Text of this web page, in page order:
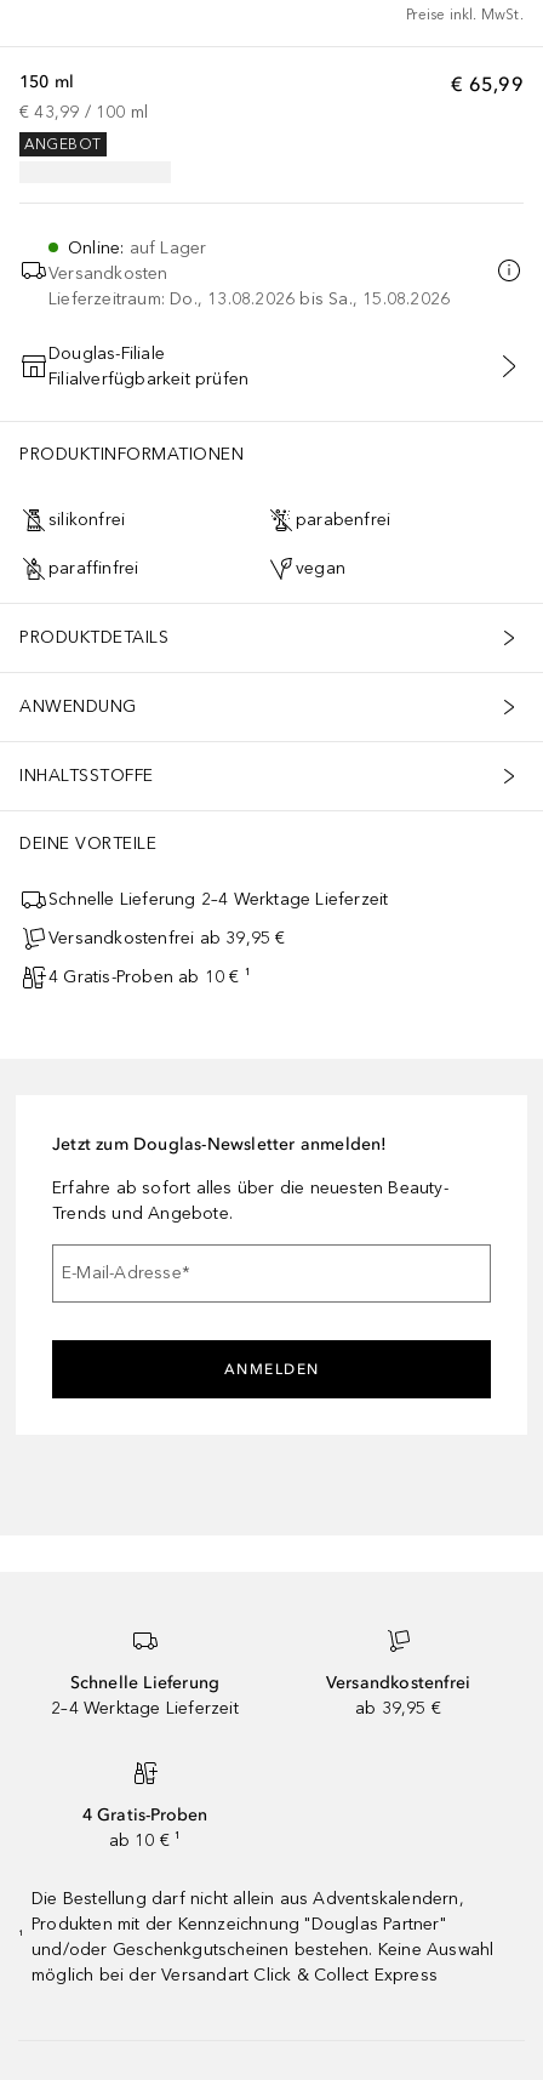
Preise inkl. MwSt.
€ 65,99
150 ml
€ 43,99 / 100 ml
ANGEBOT
Online: auf Lager
Versandkosten
Lieferzeitraum: Do., 13.08.2026 bis Sa., 15.08.2026
IN DEN WARENKORB
Douglas-Filiale
Filialverfügbarkeit prüfen
PRODUKTINFORMATIONEN
silikonfrei parabenfrei
paraffinfrei vegan
PRODUKTDETAILS
ANWENDUNG
INHALTSSTOFFE
DEINE VORTEILE
Schnelle Lieferung 2–4 Werktage Lieferzeit
Versandkostenfrei ab 39,95 €
4 Gratis-Proben ab 10 € ¹
Jetzt zum Douglas-Newsletter anmelden!
Erfahre ab sofort alles über die neuesten Beauty-
Trends und Angebote.
E-Mail-Adresse*
ANMELDEN
Schnelle Lieferung
2–4 Werktage Lieferzeit
Versandkostenfrei
ab 39,95 €
4 Gratis-Proben
ab 10 € ¹
¹
Die Bestellung darf nicht allein aus Adventskalendern,
Produkten mit der Kennzeichnung "Douglas Partner"
und/oder Geschenkgutscheinen bestehen. Keine Auswahl
möglich bei der Versandart Click & Collect Express